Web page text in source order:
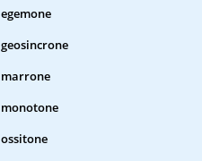
egemone
geosincrone
marrone
monotone
ossitone